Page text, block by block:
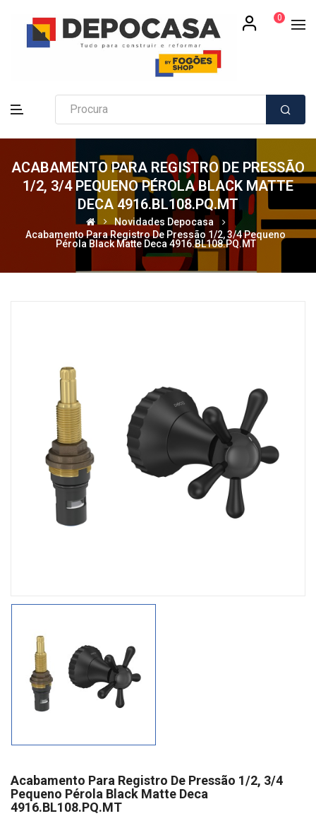
0
ACABAMENTO PARA REGISTRO DE PRESSÃO
1/2, 3/4 PEQUENO PÉROLA BLACK MATTE
DECA 4916.BL108.PQ.MT
Novidades Depocasa
Acabamento Para Registro De Pressão 1/2, 3/4 Pequeno
Pérola Black Matte Deca 4916.BL108.PQ.MT
Acabamento Para Registro De Pressão 1/2, 3/4
Pequeno Pérola Black Matte Deca
4916.BL108.PQ.MT